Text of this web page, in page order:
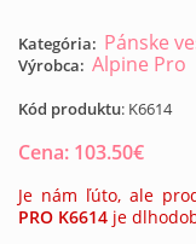
Kategória: Pánske
Výrobca: Alpine Pro
Kód produktu: K6614
Cena: 103.50€
Je nám ľúto, ale
PRO K6614 je